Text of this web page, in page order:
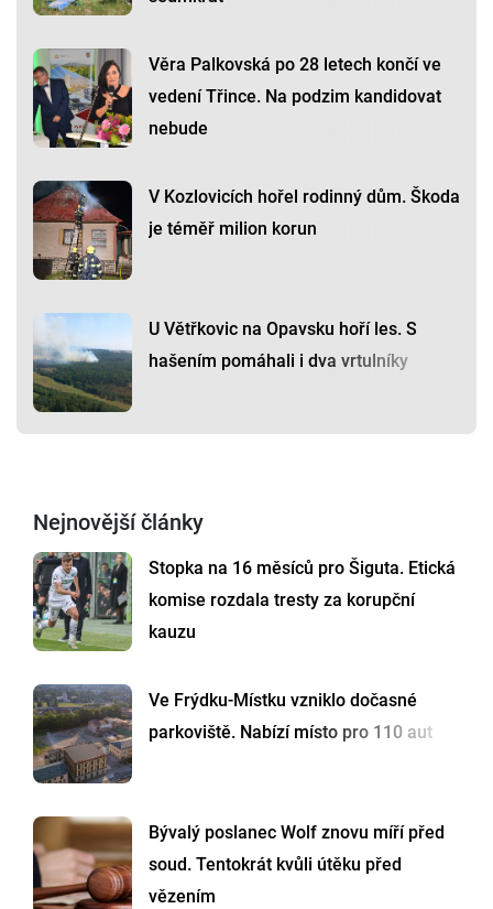
Věra Palkovská po 28 letech končí ve
vedení Třince. Na podzim kandidovat
nebude
V Kozlovicích hořel rodinný dům. Škoda
je téměř milion korun
U Větřkovic na Opavsku hoří les. S
hašením pomáhali i dva vrtulníky
Nejnovější články
Stopka na 16 měsíců pro Šiguta. Etická
komise rozdala tresty za korupční
kauzu
Ve Frýdku-Místku vzniklo dočasné
parkoviště. Nabízí místo pro 110 aut
Bývalý poslanec Wolf znovu míří před
soud. Tentokrát kvůli útěku před
vězením